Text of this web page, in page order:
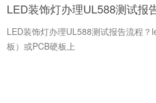
LED装饰灯办理UL588测试报
LED装饰灯办理UL588测试报告流程
板）或PCB硬板上